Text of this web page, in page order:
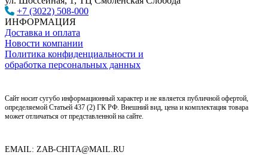
+7 (3022) 508-000
ИНФОРМАЦИЯ
Доставка и оплата
Новости компании
Политика конфиденциальности и
обработка персональных данных
Сайт носит сугубо информационный характер и не является публичной офертой,
определяемой Статьей 437 (2) ГК РФ. Внешний вид, цена и комплектация товара
может отличаться от представленной на сайте.
EMAIL: ZAB-CHITA@MAIL.RU